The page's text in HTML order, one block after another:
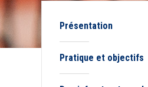
Présentation
Pratique et objectifs